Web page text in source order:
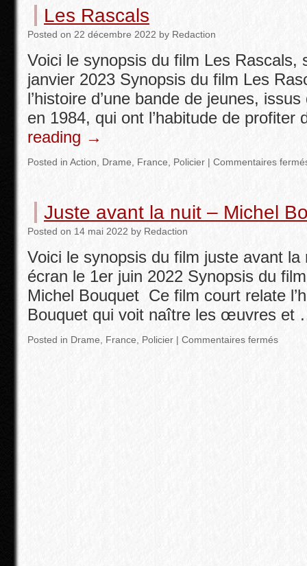
Les Rascals
Posted on 22 décembre 2022 by Redaction
Voici le synopsis du film Les Rascals,
janvier 2023 Synopsis du film Les
l’histoire d’une bande de jeunes,
en 1984, qui ont l’habitude de
reading →
Posted in Action Drame France Policier | Commentaires
Juste avant la nuit – Michel
Posted on 14 mai 2022 by Redaction
Voici le synopsis du film juste avant
écran le 1er juin 2022 Synopsis du
Michel Bouquet Ce film court relate
Bouquet qui voit naître les œuvres
Posted in Drame France Policier | Commentaires fermés